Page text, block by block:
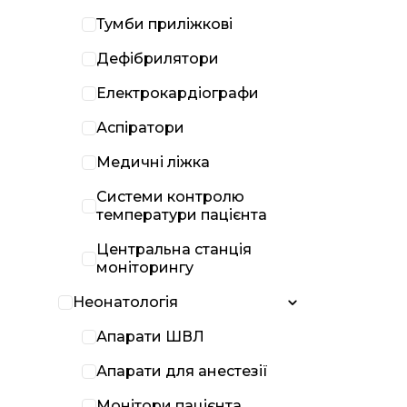
Тумби приліжкові
Дефібрилятори
Електрокардіографи
Аспіратори
Медичні ліжка
Системи контролю
температури пацієнта
Центральна станція
моніторингу
Неонатологія
Апарати ШВЛ
Апарати для анестезії